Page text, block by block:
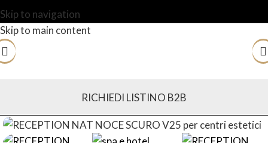
Skip to navigation
Skip to main content
RICHIEDI LISTINO B2B